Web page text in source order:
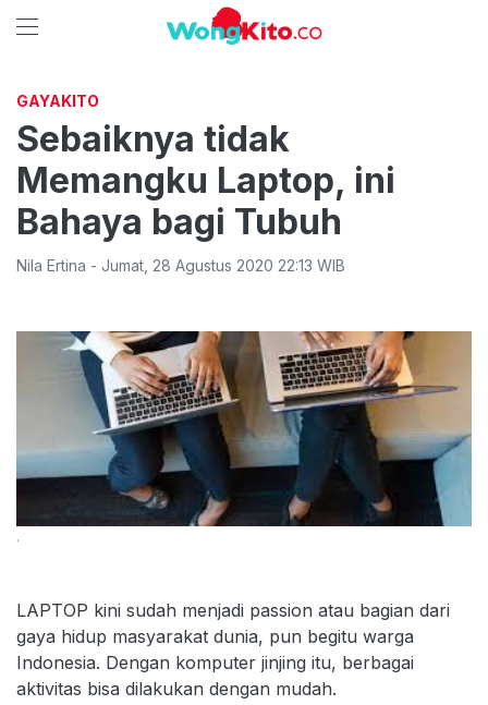
GAYAKITO
Sebaiknya tidak
Memangku Laptop, ini
Bahaya bagi Tubuh
Nila Ertina - Jumat 28 Agustus 2020 22:13 WIB
.
LAPTOP kini sudah menjadi passion atau bagian dari
gaya hidup masyarakat dunia, pun begitu warga
Indonesia. Dengan komputer jinjing itu, berbagai
aktivitas bisa dilakukan dengan mudah.